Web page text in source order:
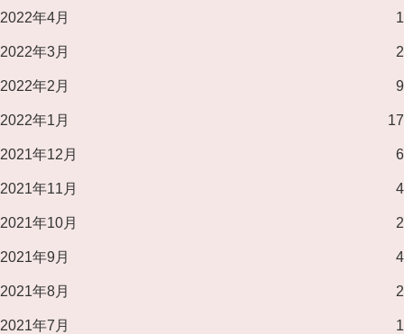
2022年4月 1
2022年3月 2
2022年2月 9
2022年1月 17
2021年12月 6
2021年11月 4
2021年10月 2
2021年9月 4
2021年8月 2
2021年7月 1